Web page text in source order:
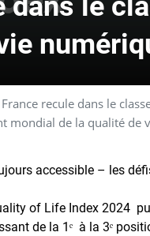
dans le
France recule dans le
mondial de la qualité de
accessible – les
of Life Index 2024
de la 1ᵉ à la 3ᵉ